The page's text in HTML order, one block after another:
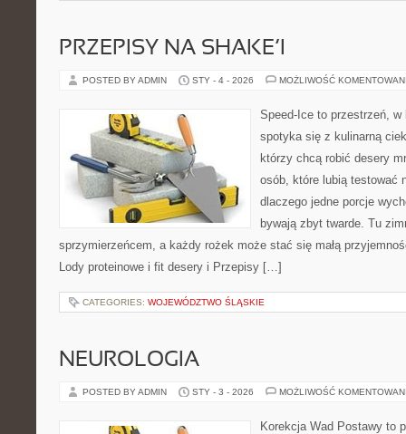
PRZEPISY NA SHAKE’I
POSTED BY ADMIN STY - 4 - 2026 MOŻLIWOŚĆ
Speed-Ice to przestrzeń, w
spotyka się z kulinarną
którzy chcą robić desery
osób, które lubią testować
dlaczego jedne porcje
bywają zbyt twarde. Tu
sprzymierzeńcem, a każdy rożek może stać się małą
Lody proteinowe i fit desery i Przepisy […]
CATEGORIES: WOJEWÓDZTWO ŚLĄSKIE
NEUROLOGIA
POSTED BY ADMIN STY - 3 - 2026 MOŻLIWOŚĆ
Korekcja Wad Postawy to